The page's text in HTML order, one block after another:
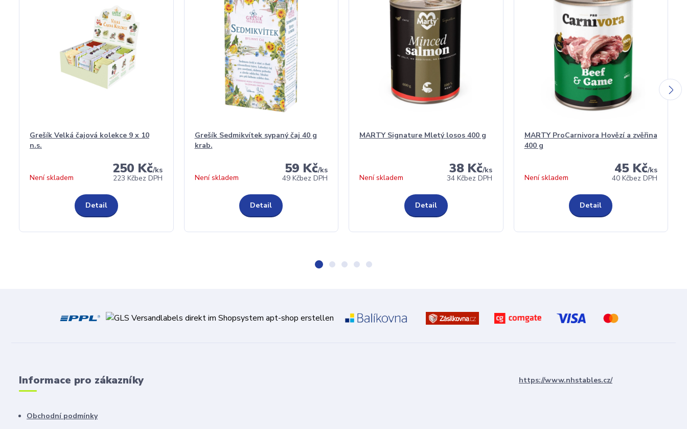
Grešík Velká čajová kolekce 9 x 10
n.s.
250 Kč/ks
223 Kčbez DPH
Není skladem
Detail
Grešík Sedmikvítek sypaný čaj 40 g
krab.
59 Kč/ks
49 Kčbez DPH
Není skladem
Detail
MARTY Signature Mletý losos 400 g
38 Kč/ks
34 Kčbez DPH
Není skladem
Detail
MARTY ProCarnivora Hovězí a zvěřina
400 g
45 Kč/ks
40 Kčbez DPH
Není skladem
Detail
Informace pro zákazníky
Obchodní podmínky
https://www.nhstables.cz/